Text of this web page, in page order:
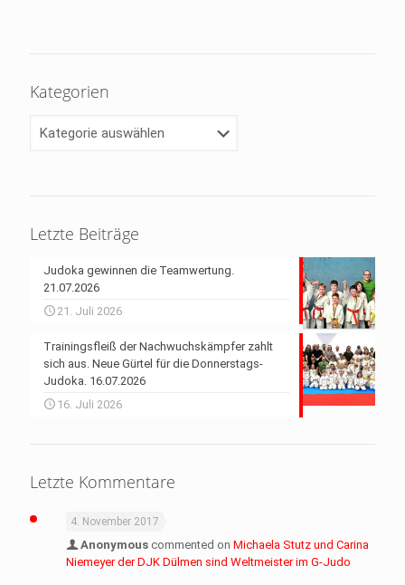
Kategorien
Letzte Beiträge
Judoka gewinnen die Teamwertung.
21.07.2026
21. Juli 2026
Trainingsfleiß der Nachwuchskämpfer zahlt
sich aus. Neue Gürtel für die Donnerstags-
Judoka. 16.07.2026
16. Juli 2026
Letzte Kommentare
4. November 2017
Anonymous commented on Michaela Stutz und Carina
Niemeyer der DJK Dülmen sind Weltmeister im G-Judo